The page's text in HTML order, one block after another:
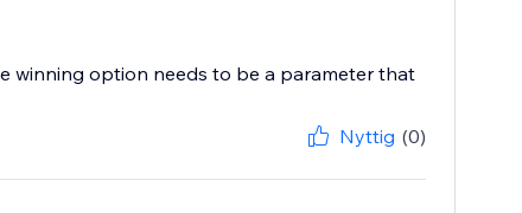
winning option needs to be a parameter that
Nyttig (0)